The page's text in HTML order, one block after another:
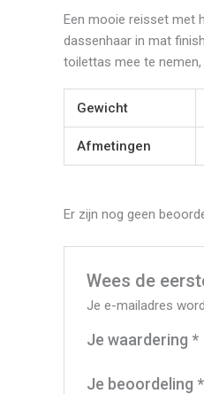
Een mooie reisset met
dassenhaar in mat
toilettas mee te
Gewicht
Afmetingen
Er zijn nog geen
Wees de
Je e-mailadres
Je waardering *
Je beoordeling *